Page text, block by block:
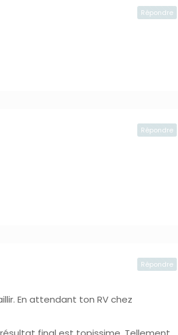
Répondre
Répondre
En attendant ton RV chez
Répondre